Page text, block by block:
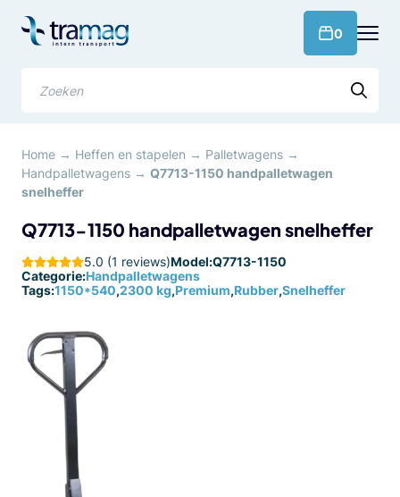
naar
0
Home → Heffen en stapelen → Palletwagens →
Handpalletwagens → Q7713-1150 handpalletwagen
snelheffer
Q7713-1150 handpalletwagen snelheffer
5.0 (1 reviews)Model:Q7713-1150
Categorie:Handpalletwagens
Tags:1150*540,2300 kg,Premium,Rubber,Snelheffer